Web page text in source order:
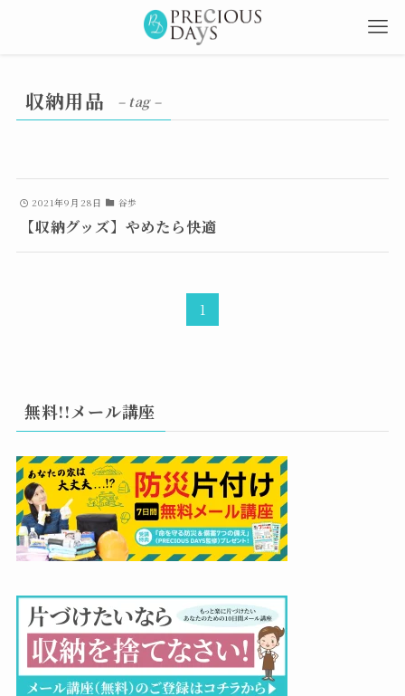
収納用品 – tag –
2021年9月28日 谷歩
【収納グッズ】やめたら快適
1
無料!!メール講座